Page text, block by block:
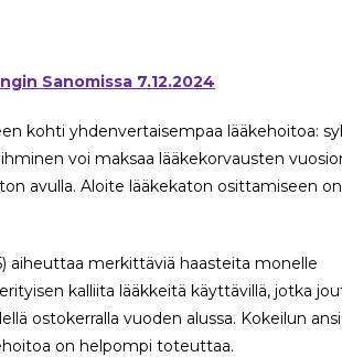
Sanomissa 7.12.2024
kohti yhdenvertaisempaa lääkehoitoa:
voi maksaa lääkekorvausten
avulla. Aloite lääkekaton osittamiseen
aiheuttaa merkittäviä haasteita monelle
kalliita lääkkeitä käyttävillä, jotka
ostokerralla vuoden alussa. Kokeilun
on helpompi toteuttaa.